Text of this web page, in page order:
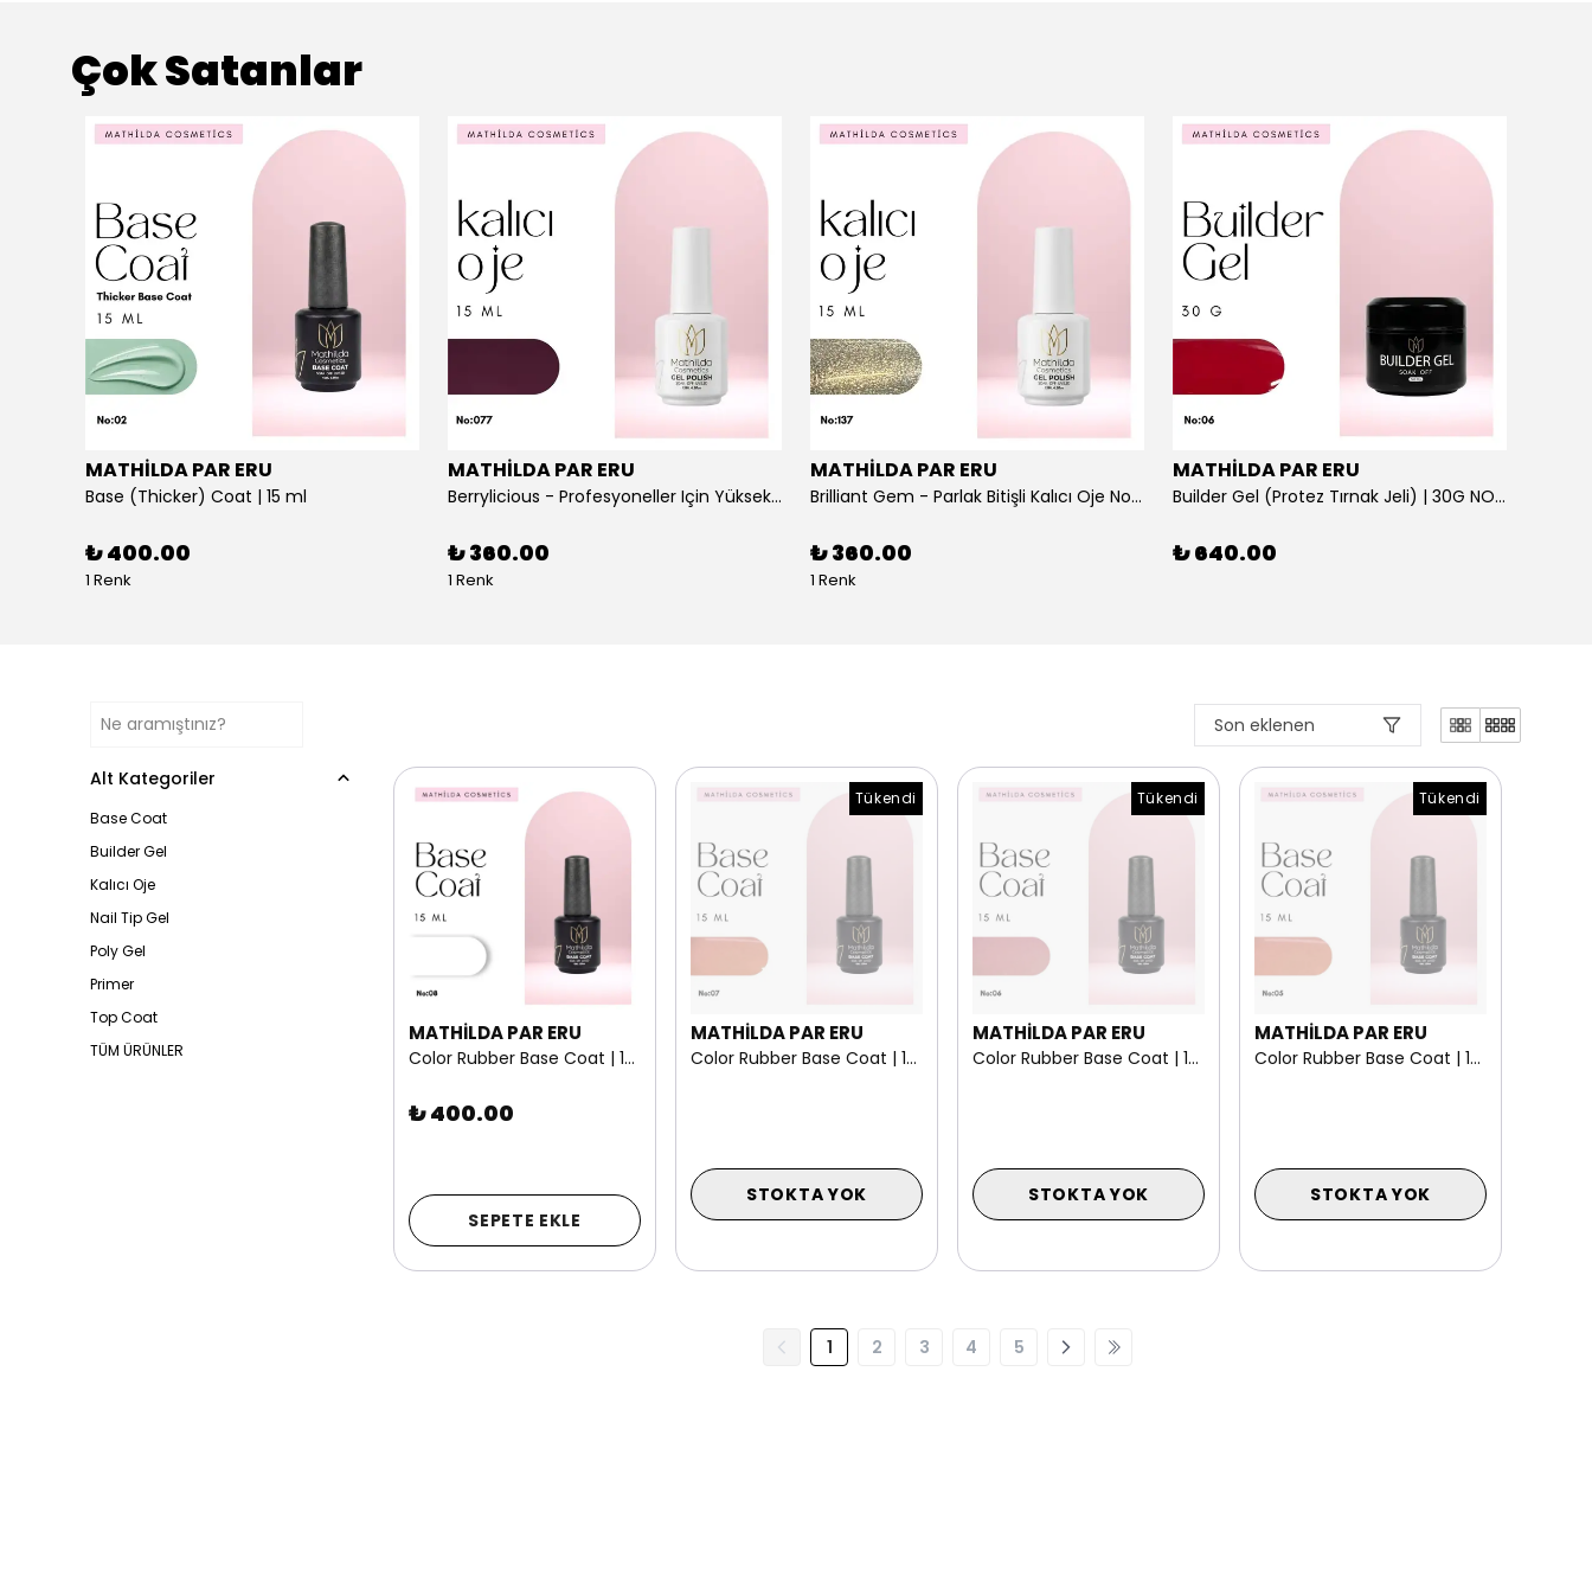
Çok Satanlar
MATHİLDA PAR ERU
Base (Thicker) Coat | 15 ml
₺ 400.00
1 Renk
MATHİLDA PAR ERU
Berrylicious - Profesyoneller Için Yüksek Pigmentasyonlu UV/LED Oje 15ml
₺ 360.00
1 Renk
MATHİLDA PAR ERU
Brilliant Gem - Parlak Bitişli Kalıcı Oje No:137 Yüksek Pigmentasyonlu UV/LED | 15 ml
₺ 360.00
1 Renk
MATHİLDA PAR ERU
Builder Gel (Protez Tırnak Jeli) | 30G NO: 06
₺ 640.00
Son eklenen
Alt Kategoriler
Base Coat
Builder Gel
Kalıcı Oje
Nail Tip Gel
Poly Gel
Primer
Top Coat
TÜM ÜRÜNLER
MATHİLDA PAR ERU
Color Rubber Base Coat | 15 ml NO: 08
₺ 400.00
SEPETE EKLE
Tükendi
MATHİLDA PAR ERU
Color Rubber Base Coat | 15 ml NO: 07
STOKTA YOK
Tükendi
MATHİLDA PAR ERU
Color Rubber Base Coat | 15 ml NO: 06
STOKTA YOK
Tükendi
MATHİLDA PAR ERU
Color Rubber Base Coat | 15 ml NO: 05
STOKTA YOK
1 2 3 4 5